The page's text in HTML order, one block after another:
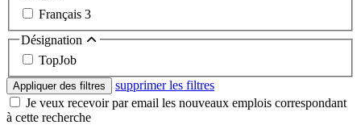
Français 3
Désignation
TopJob
Appliquer des filtres
supprimer les filtres
Je veux recevoir par email les nouveaux emplois correspondant
à cette recherche